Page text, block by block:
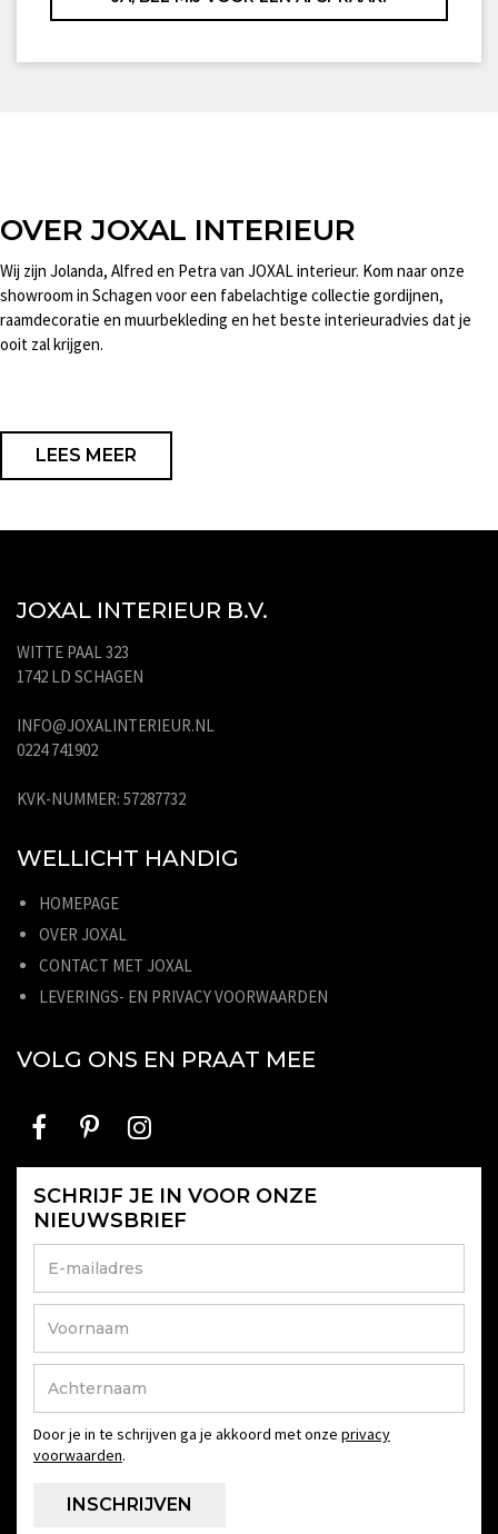
OVER JOXAL INTERIEUR
Wij zijn Jolanda, Alfred en Petra van JOXAL interieur. Kom naar onze
showroom in Schagen voor een fabelachtige collectie gordijnen,
raamdecoratie en muurbekleding en het beste interieuradvies dat je
ooit zal krijgen.
LEES MEER
JOXAL INTERIEUR B.V.
WITTE PAAL 323
1742 LD SCHAGEN
INFO@JOXALINTERIEUR.NL
0224 741902
KVK-NUMMER: 57287732
WELLICHT HANDIG
HOMEPAGE
OVER JOXAL
CONTACT MET JOXAL
LEVERINGS- EN PRIVACY VOORWAARDEN
VOLG ONS EN PRAAT MEE
SCHRIJF JE IN VOOR ONZE
NIEUWSBRIEF
Door je in te schrijven ga je akkoord met onze privacy
voorwaarden.